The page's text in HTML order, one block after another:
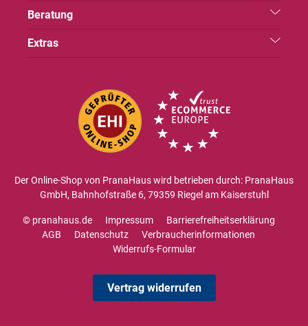
Beratung
Extras
Der Online-Shop von PranaHaus wird betrieben durch: PranaHaus
GmbH, Bahnhofstraße 6, 79359 Riegel am Kaiserstuhl
© pranahaus.de Impressum
Barrierefreiheitserklärung
AGB
Datenschutz
Verbraucherinformationen
Widerrufs-Formular
Vertrag widerrufen